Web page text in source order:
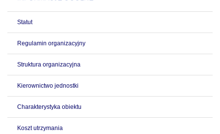
Statut
Regulamin organizacyjny
Struktura organizacyjna
Kierownictwo jednostki
Charakterystyka obiektu
Koszt utrzymania